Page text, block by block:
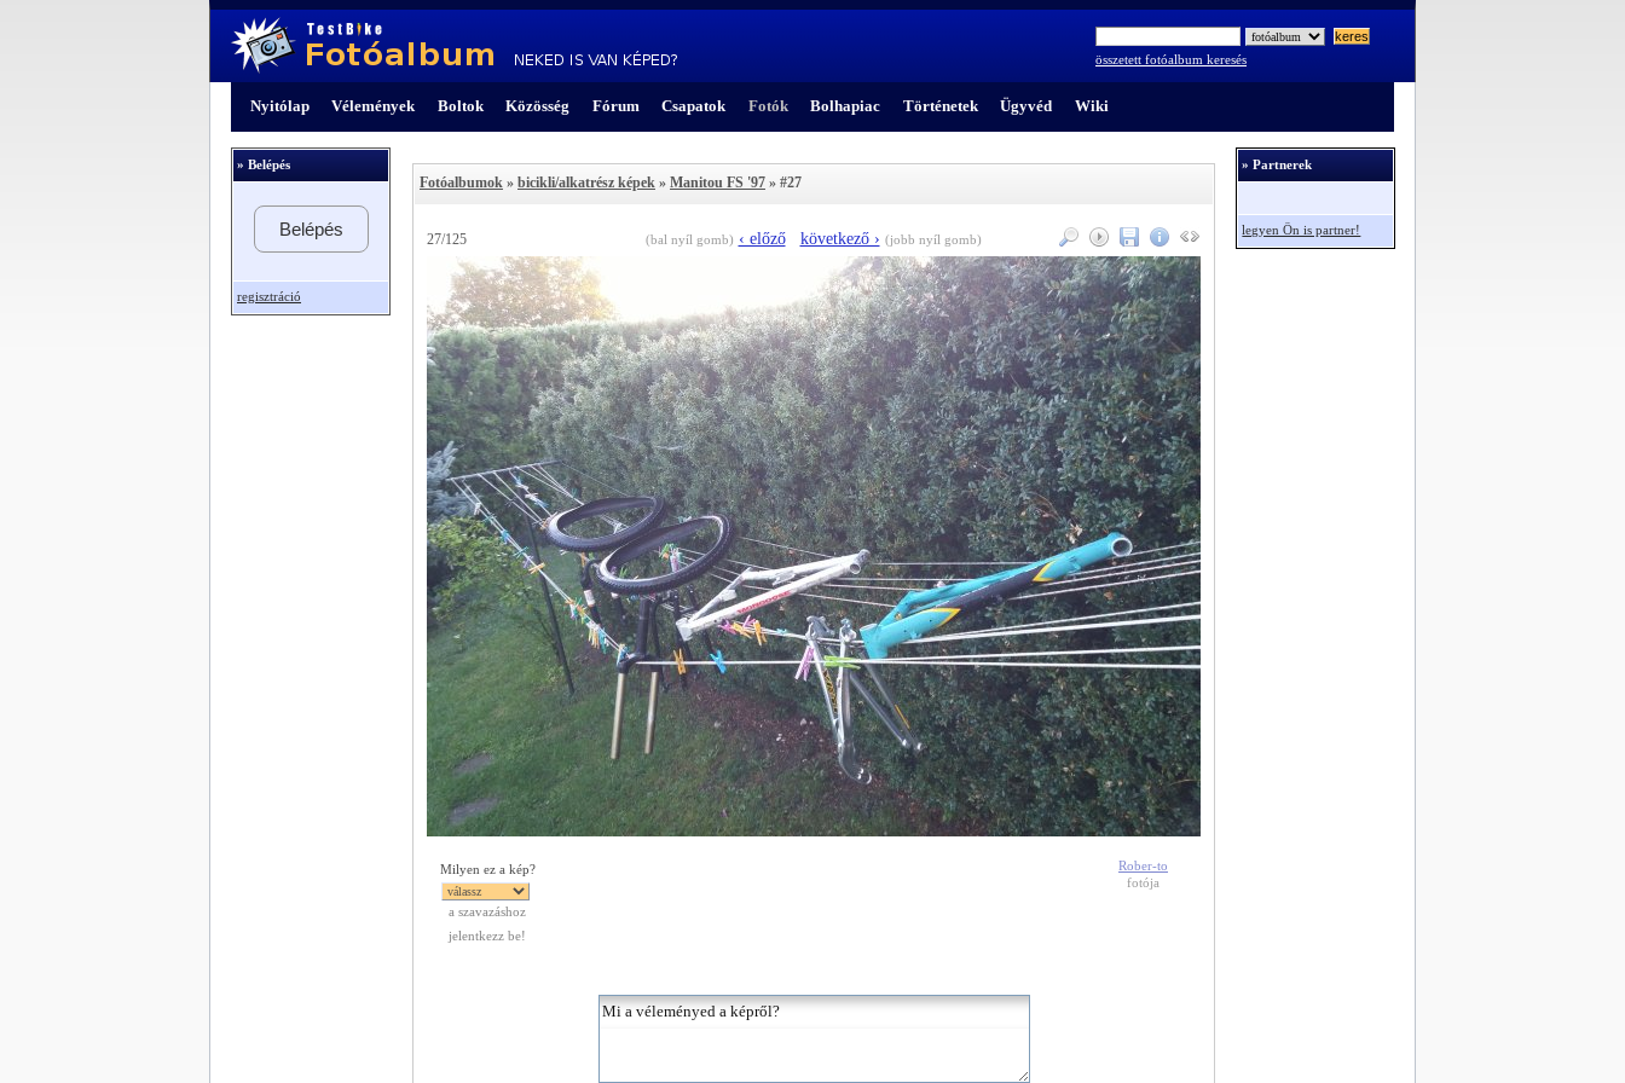
összetett fotóalbum keresés
Nyitólap Vélemények Boltok Közösség Fórum Csapatok Fotók Bolhapiac Történetek Ügyvéd Wiki
» Belépés
Belépés
regisztráció
Fotóalbumok » bicikli/alkatrész képek » Manitou FS '97 » #27
27/125 (bal nyíl gomb) ‹ előző következő › (jobb nyíl gomb)
Milyen ez a kép?
a szavazáshoz
jelentkezz be!
Rober-to
fotója
» Partnerek
legyen Ön is partner!